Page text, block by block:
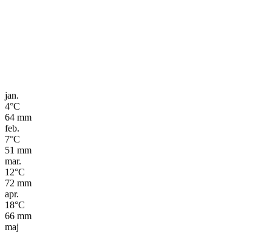
jan.
4°C
64 mm
feb.
7°C
51 mm
mar.
12°C
72 mm
apr.
18°C
66 mm
maj